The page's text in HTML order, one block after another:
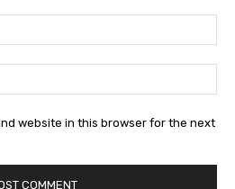
website in this browser for the next